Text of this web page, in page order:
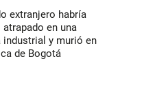
extranjero habría
atrapado en una
industrial y murió en
de Bogotá